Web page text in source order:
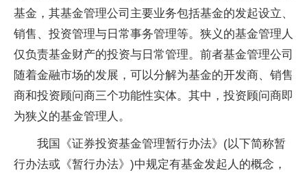
基金，其基金管理公司主要业务包括基金的发起设立、
销售、投资管理与日常事务管理等。狭义的基金管理人
仅负责基金财产的投资与日常管理。前者基金管理公司
随着金融市场的发展，可以分解为基金的开发商、销售
商和投资顾问商三个功能性实体。其中，投资顾问商即
为狭义的基金管理人。
我国《证券投资基金管理暂行办法》(以下简称暂
行办法或《暂行办法》)中规定有基金发起人的概念，